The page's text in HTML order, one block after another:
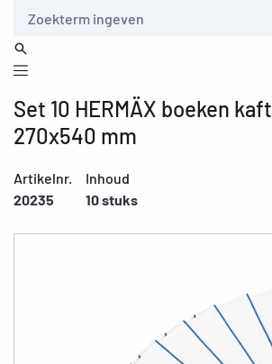
Set 10 HERMÄX boeken kaft
270x540 mm
Artikelnr.
20235
Inhoud
10 stuks